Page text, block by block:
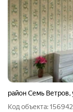
район Семь Ветров,
Код объекта: